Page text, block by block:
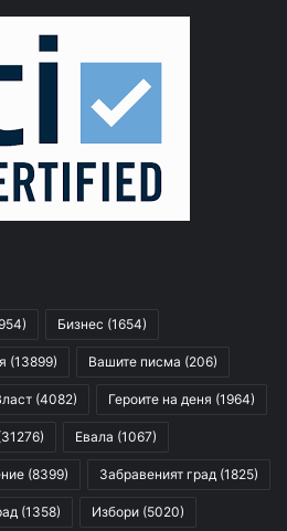
Бизнес (1654)
(13899) Вашите писма (206)
(4082) Героите на деня (1964)
Евала (1067)
(8399) Забравеният град (1825)
(1358) Избори (5020)